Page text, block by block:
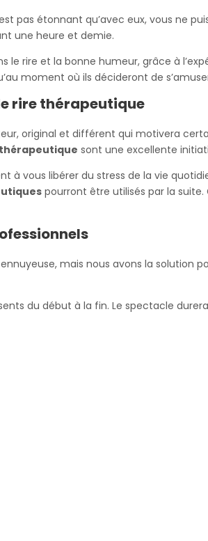
pas étonnant qu’avec eux, vous ne
une heure et demie.
le rire et la bonne humeur, grâce à
moment où ils décideront de
rire thérapeutique
original et différent qui motivera
sont une excellente
à vous libérer du stress de la vie
pourront être utilisés par la
mais nous avons la solution
du début à la fin. Le spectacle